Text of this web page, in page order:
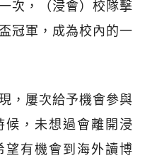
次，（浸會）校隊擊
冠軍，成為校內的一
，屢次給予機會參與
候，未想過會離開浸
有機會到 海外讀博